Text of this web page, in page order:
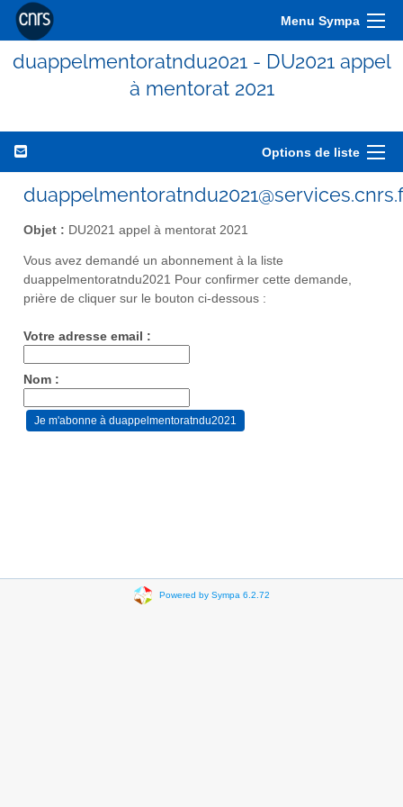
Menu Sympa
duappelmentoratndu2021 - DU2021 appel
à mentorat 2021
Options de liste
Objet : DU2021 appel à mentorat 2021
Vous avez demandé un abonnement à la liste
duappelmentoratndu2021 Pour confirmer cette demande,
prière de cliquer sur le bouton ci-dessous :
Votre adresse email :
Nom :
Powered by Sympa 6.2.72